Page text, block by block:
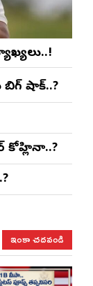
బిగ్ షాక్..?
కోహ్లినా..?
ఇంకా చదవండి